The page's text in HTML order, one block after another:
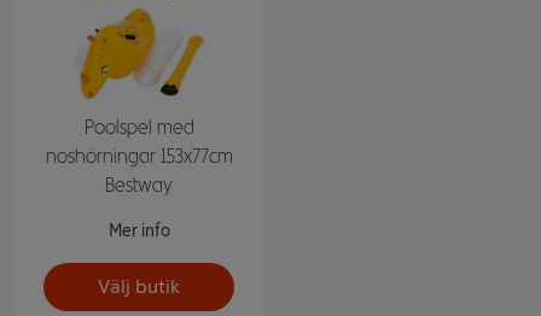
Poolspel med
noshörningar 153x77cm
Bestway
Mer info
Välj butik